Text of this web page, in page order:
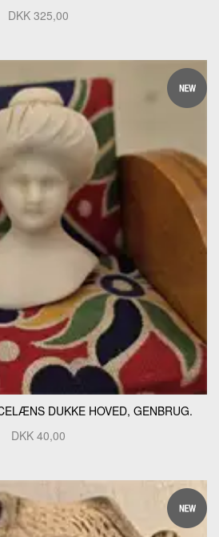
DKK 325,00
DUKKE HOVED, GENBRUG.
DKK 40,00